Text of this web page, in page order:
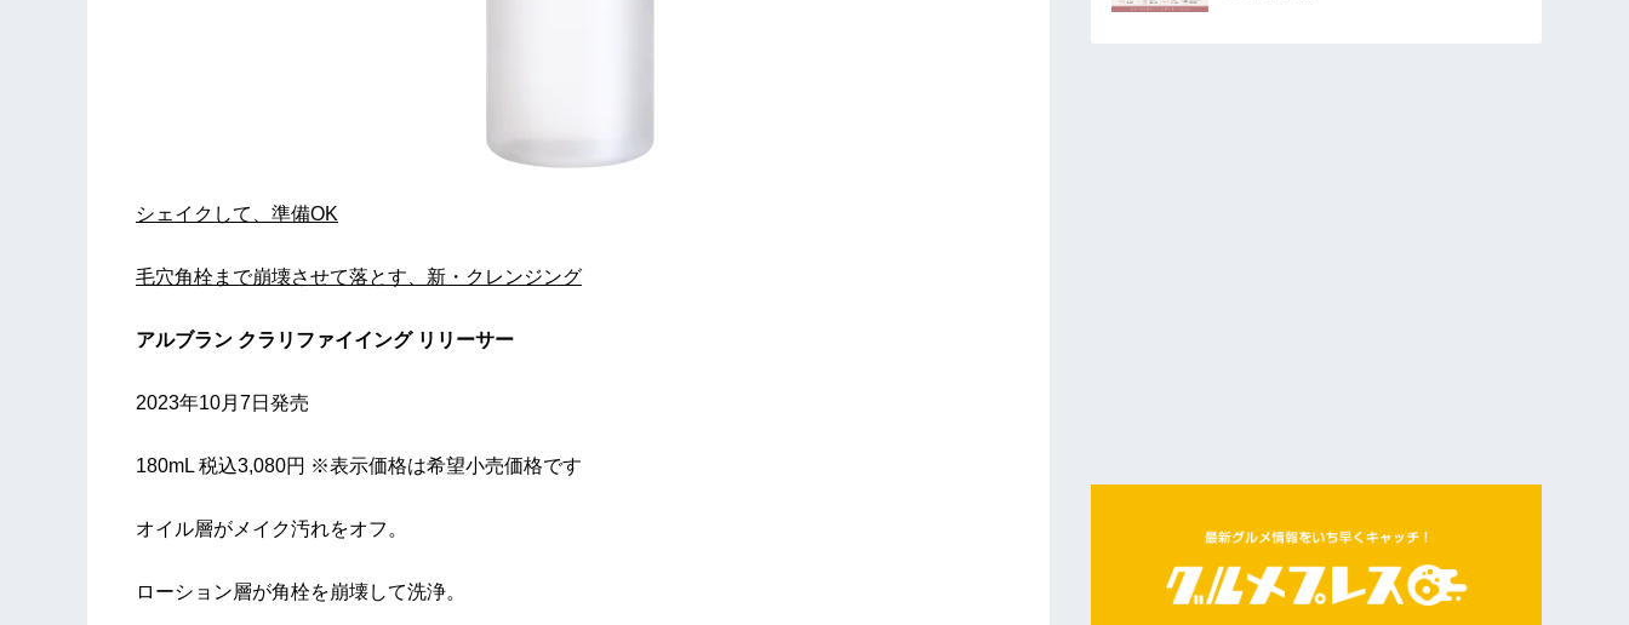
シェイクして、準備OK
毛穴角栓まで崩壊させて落とす、新・クレンジング
アルブラン クラリファイイング リリーサー
2023年10月7日発売
180mL 税込3,080円 ※表示価格は希望小売価格です
オイル層がメイク汚れをオフ。
ローション層が角栓を崩壊して洗浄。